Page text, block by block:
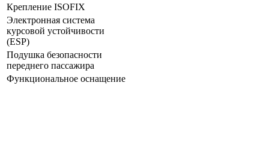
Крепление ISOFIX
Электронная система
курсовой устойчивости
(ESP)
Подушка безопасности
переднего пассажира
Функциональное оснащение